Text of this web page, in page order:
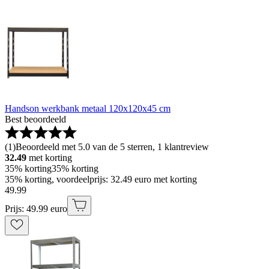
Handson werkbank metaal 120x120x45 cm
Best beoordeeld
(1)Beoordeeld met 5.0 van de 5 sterren, 1 klantreview
32.49 met korting
35% korting35% korting
35% korting, voordeelprijs: 32.49 euro met korting
49.99
Prijs: 49.99 euro